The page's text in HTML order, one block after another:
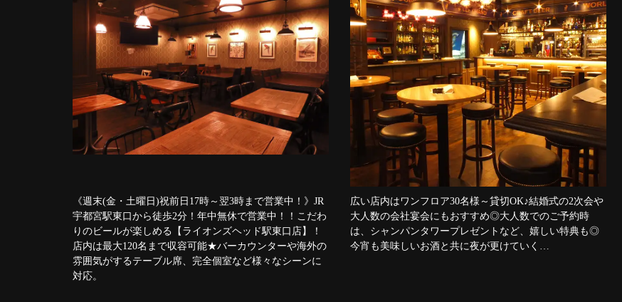
《週末(金・土曜日)祝前日17時～翌3時まで営業中！》JR
宇都宮駅東口から徒歩2分！年中無休で営業中！！こだわ
りのビールが楽しめる【ライオンズヘッド駅東口店】！
店内は最大120名まで収容可能★バーカウンターや海外の
雰囲気がするテーブル席、完全個室など様々なシーンに
対応。
広い店内はワンフロア30名様～貸切OK♪結婚式の2次会や
大人数の会社宴会にもおすすめ◎大人数でのご予約時
は、シャンパンタワープレゼントなど、嬉しい特典も◎
今宵も美味しいお酒と共に夜が更けていく…